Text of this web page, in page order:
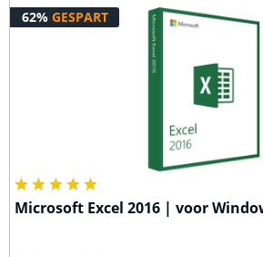
62% GESPART
Microsoft Excel 2016 | voor